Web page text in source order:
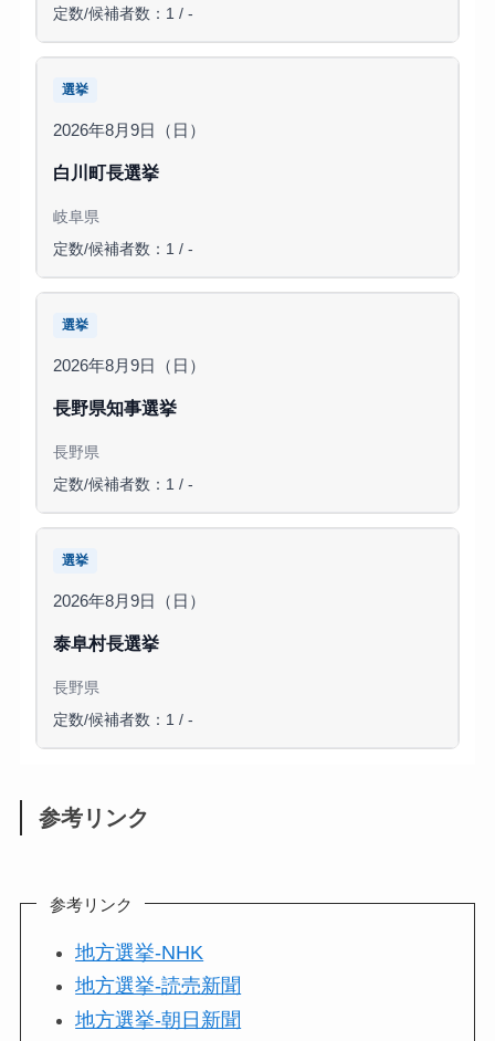
定数/候補者数：1 / -
選挙
2026年8月9日（日）
白川町長選挙
岐阜県
定数/候補者数：1 / -
選挙
2026年8月9日（日）
長野県知事選挙
長野県
定数/候補者数：1 / -
選挙
2026年8月9日（日）
泰阜村長選挙
長野県
定数/候補者数：1 / -
参考リンク
参考リンク
地方選挙-NHK
地方選挙-読売新聞
地方選挙-朝日新聞